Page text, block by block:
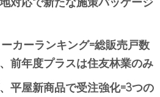
カーランキング=総販売戸数
前年度プラスは住友林業のみ
平屋新商品で受注強化=3つの